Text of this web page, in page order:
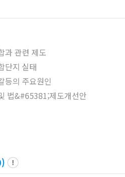
과 관련 제도
단지 실태
등의 주요원인
법&#65381;제도개선안
)